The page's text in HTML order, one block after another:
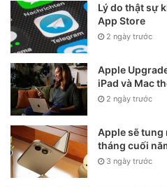
Lý do thật sự
App Store
2 ngày trước
Apple
iPad và Mac
2 ngày trước
Apple sẽ tung
tháng cuối
3 ngày trước